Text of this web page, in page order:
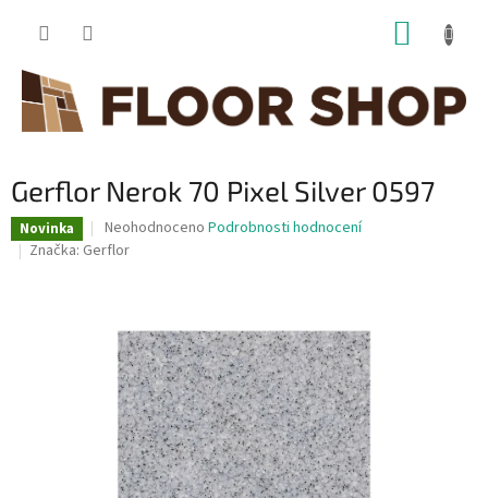
Gerflor Nerok 70 Pixel Silver 0597
Novinka
Průměrné
hodnocení
hvězdiček.
Neohodnoceno Podrobnosti hodnocení
Značka: Gerflor